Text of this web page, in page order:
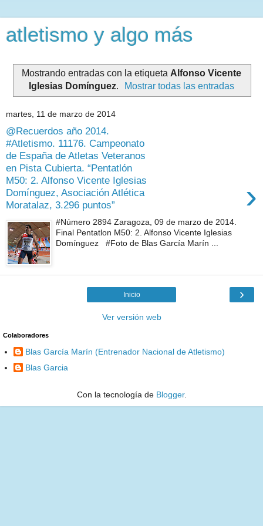
atletismo y algo más
Mostrando entradas con la etiqueta Alfonso Vicente
Iglesias Domínguez. Mostrar todas las entradas
martes, 11 de marzo de 2014
@Recuerdos año 2014.
#Atletismo. 11176. Campeonato
de España de Atletas Veteranos
en Pista Cubierta. “Pentatlón
M50: 2. Alfonso Vicente Iglesias
Domínguez, Asociación Atlética
Moratalaz, 3.296 puntos”
›
#Número 2894 Zaragoza, 09 de marzo de 2014.
Final Pentatlon M50: 2. Alfonso Vicente Iglesias
Domínguez #Foto de Blas García Marín ...
›
Inicio
Ver versión web
Colaboradores
Blas García Marín (Entrenador Nacional de Atletismo)
Blas Garcia
Con la tecnología de Blogger.